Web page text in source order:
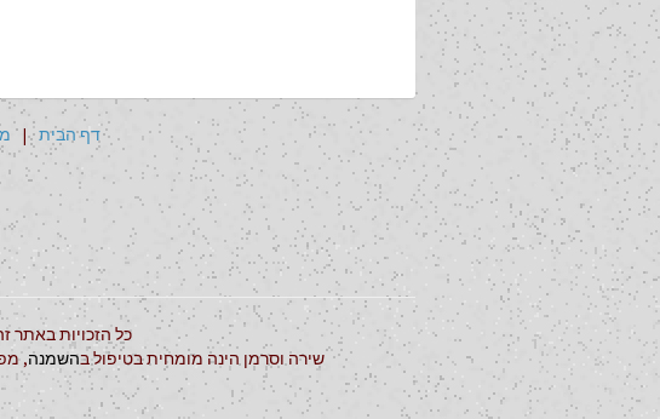
דף הבית |
כל הזכויות באתר
שירה וסרמן הינה מומחית בטיפול בהשמנה,